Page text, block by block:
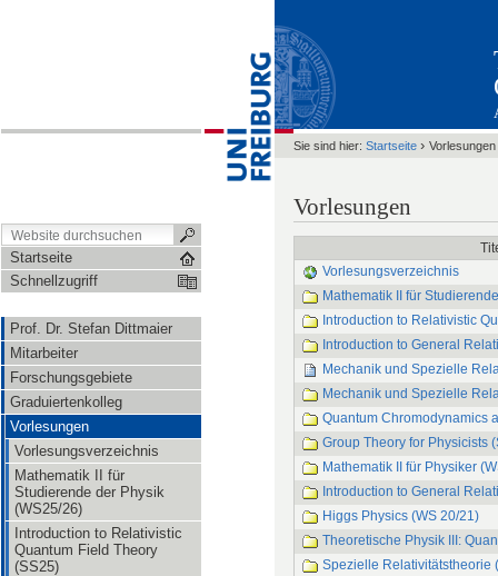
Startseite
Schnellzugriff
Prof. Dr. Stefan Dittmaier
Mitarbeiter
Forschungsgebiete
Graduiertenkolleg
Vorlesungen
Vorlesungsverzeichnis
Mathematik II für
Studierende der Physik
(WS25/26)
Introduction to Relativistic
Quantum Field Theory
(SS25)
Sie sind hier: Startseite › Vorlesungen
Vorlesungen
Vorlesungsverzeichnis
Mathematik II für
Introduction to Relativistic
Introduction to General
Mechanik und Spezielle
Mechanik und Spezielle
Quantum Chromodynamics
Group Theory for Physicists
Mathematik II für Physiker
Introduction to General
Higgs Physics (WS 20/21)
Theoretische Physik III:
Spezielle Relativitätstheorie